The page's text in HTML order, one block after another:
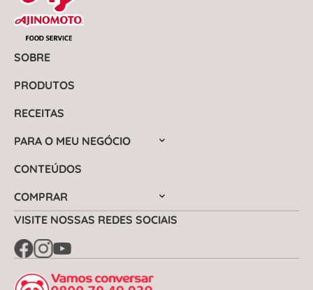
SOBRE
PRODUTOS
RECEITAS
PARA O MEU NEGÓCIO
CONTEÚDOS
COMPRAR
VISITE NOSSAS REDES SOCIAIS